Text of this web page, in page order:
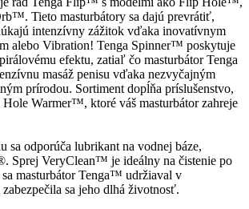
Tieto masturbátory sa dajú prevrátiť,
intenzívny zážitok vďaka inovatívnym
alebo Vibration! Tenga Spinner™ poskytuje
efektu, zatiaľ čo masturbátor Tenga
masáž penisu vďaka nezvyčajným
prírodou. Sortiment dopĺňa príslušenstvo,
Warmer™, ktoré váš masturbátor zahreje
sa odporúča lubrikant na vodnej báze,
Sprej VeryClean™ je ideálny na čistenie po
masturbátor Tenga™ udržiaval v
sa jeho dlhá životnosť.